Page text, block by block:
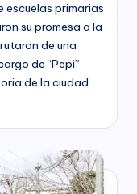
primarias
su promesa a la
de una
de “Pepi”
de la ciudad.